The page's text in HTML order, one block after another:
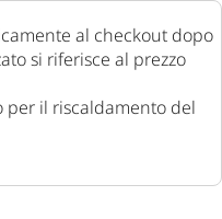
al checkout dopo
si riferisce al prezzo
per il riscaldamento del